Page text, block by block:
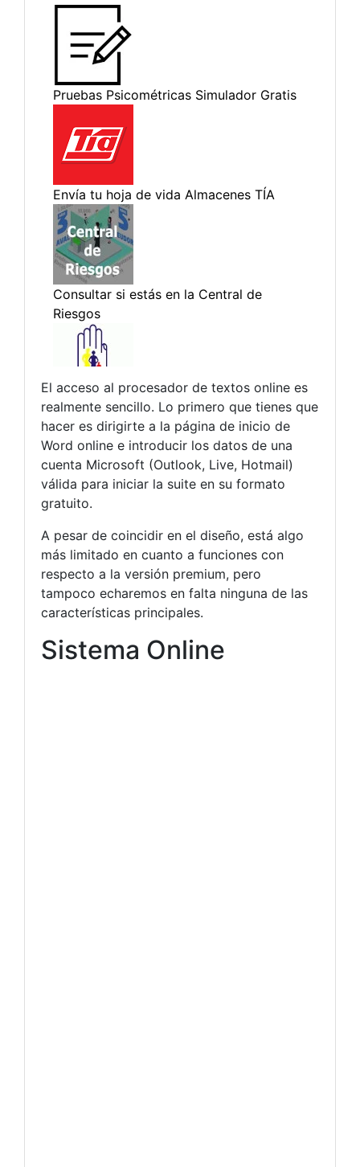
El acceso al procesador de textos online es
realmente sencillo. Lo primero que tienes que
hacer es dirigirte a la página de inicio de
Word online e introducir los datos de una
cuenta Microsoft (Outlook, Live, Hotmail)
válida para iniciar la suite en su formato
gratuito.
A pesar de coincidir en el diseño, está algo
más limitado en cuanto a funciones con
respecto a la versión premium, pero
tampoco echaremos en falta ninguna de las
características principales.
Sistema Online